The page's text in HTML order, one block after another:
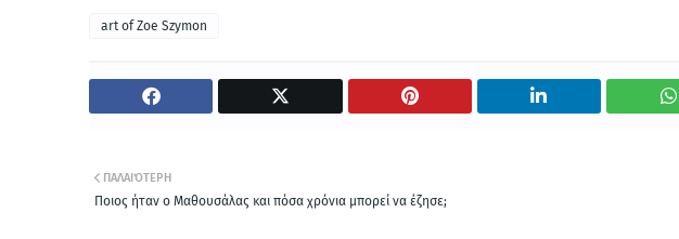
art of Zoe Szymon
ΠΑΛΑΙΌΤΕΡΗ
Ποιος ήταν ο Μαθουσάλας και πόσα χρόνια μπορεί να έζησε;